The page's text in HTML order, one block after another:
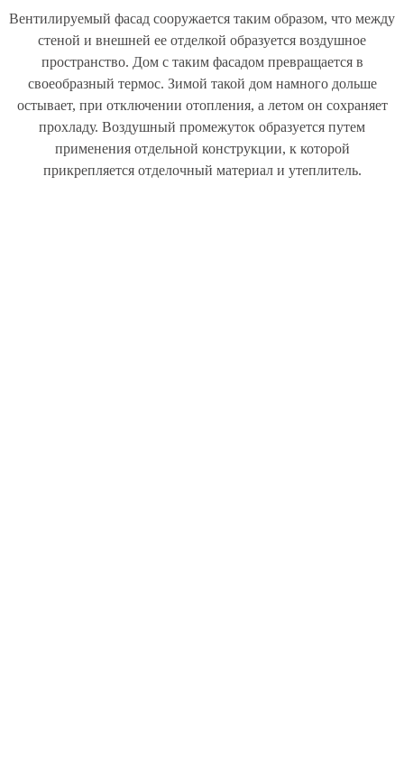
Вентилируемый фасад сооружается таким образом, что между
стеной и внешней ее отделкой образуется воздушное
пространство. Дом с таким фасадом превращается в
своеобразный термос. Зимой такой дом намного дольше
остывает, при отключении отопления, а летом он сохраняет
прохладу. Воздушный промежуток образуется путем
применения отдельной конструкции, к которой
прикрепляется отделочный материал и утеплитель.